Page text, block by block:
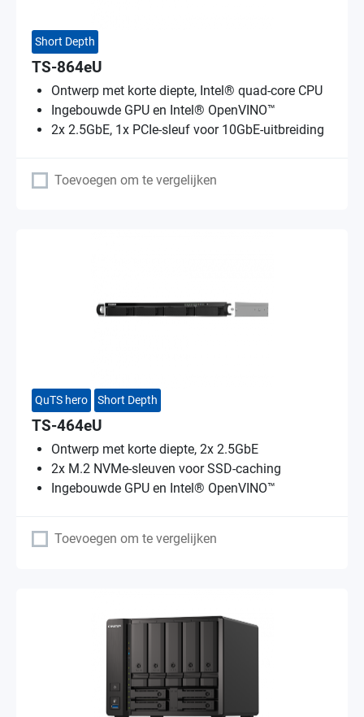
Short Depth
TS-864eU
Ontwerp met korte diepte, Intel® quad-core CPU
Ingebouwde GPU en Intel® OpenVINO™
2x 2.5GbE, 1x PCIe-sleuf voor 10GbE-uitbreiding
Toevoegen om te vergelijken
QuTS hero Short Depth
TS-464eU
Ontwerp met korte diepte, 2x 2.5GbE
2x M.2 NVMe-sleuven voor SSD-caching
Ingebouwde GPU en Intel® OpenVINO™
Toevoegen om te vergelijken